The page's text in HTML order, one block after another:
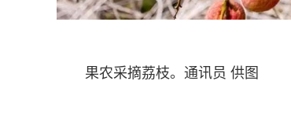
果农采摘荔枝。通讯员 供图